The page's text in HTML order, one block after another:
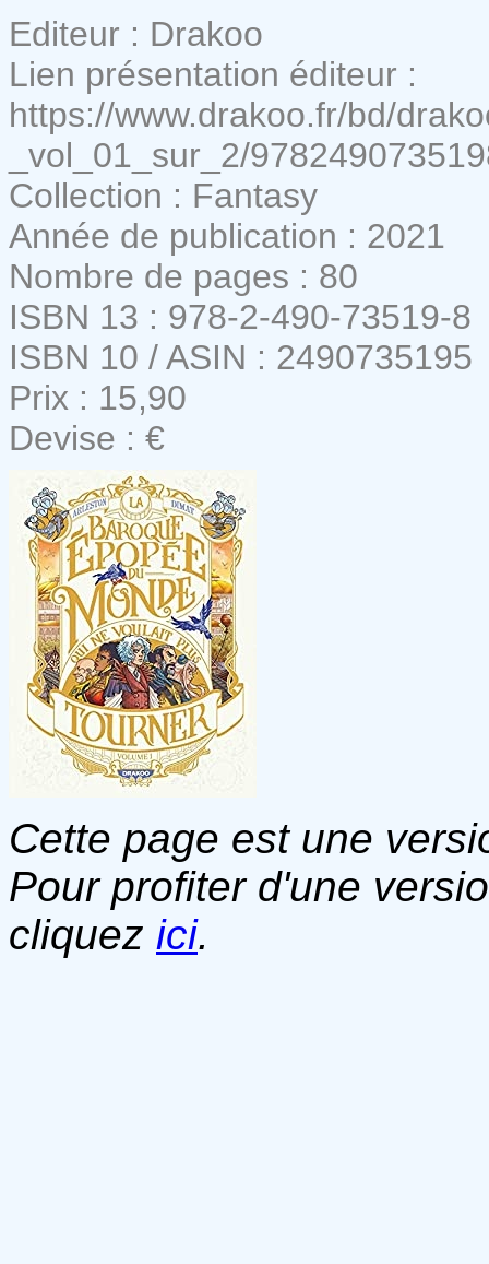
Editeur : Drakoo
Lien présentation éditeur :
https://www.drakoo.fr/bd/
_vol_01_sur_2/
Collection : Fantasy
Année de publication : 2021
Nombre de pages : 80
ISBN 13 : 978-2-490-73519-8
ISBN 10 / ASIN : 2490735195
Prix : 15,90
Devise : €
Cette page est une
Pour profiter d'une
cliquez ici.